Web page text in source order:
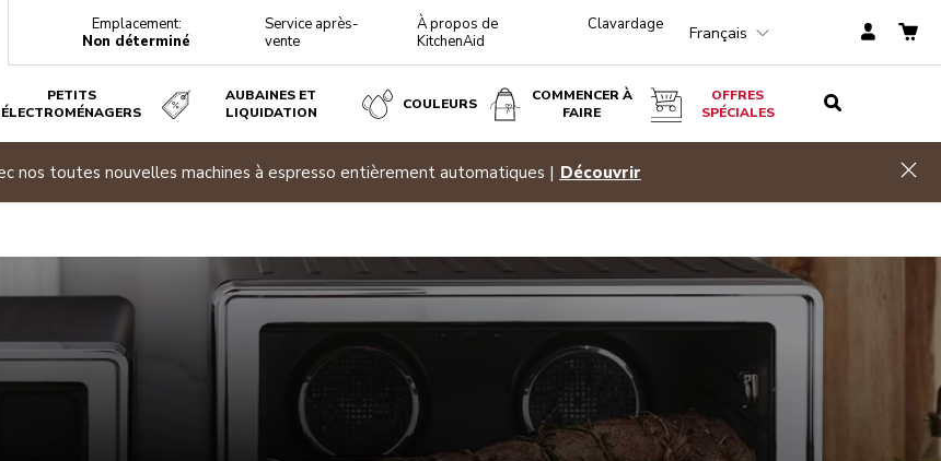
Emplacement:
Non déterminé
Service après-
vente
À propos de
KitchenAid
Clavardage Français
PETITS
ÉLECTROMÉNAGERS
AUBAINES ET
LIQUIDATION
COULEURS
COMMENCER À
FAIRE
OFFRES
SPÉCIALES
nos toutes nouvelles machines à espresso entièrement automatiques | Découvrir